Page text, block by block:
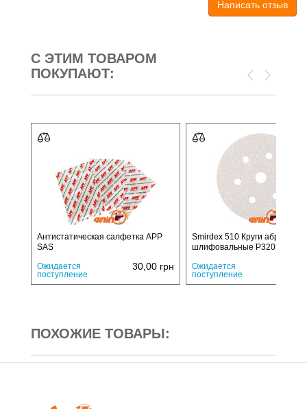
Написать отзыв
С ЭТИМ ТОВАРОМ
ПОКУПАЮТ:
Антистатическая салфетка APP
SAS
Ожидается
поступление
30,00 грн
Smirdex 510 Круги
шлифовальные P320 150 мм
Ожидается
поступление
ПОХОЖИЕ ТОВАРЫ: